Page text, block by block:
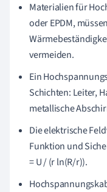
Materialien für
oder EPDM,
vermeiden.
Ein
Schichten: Leiter,
metallische
Die elektrische
Funktion und
= U / (r ln(R/r)).